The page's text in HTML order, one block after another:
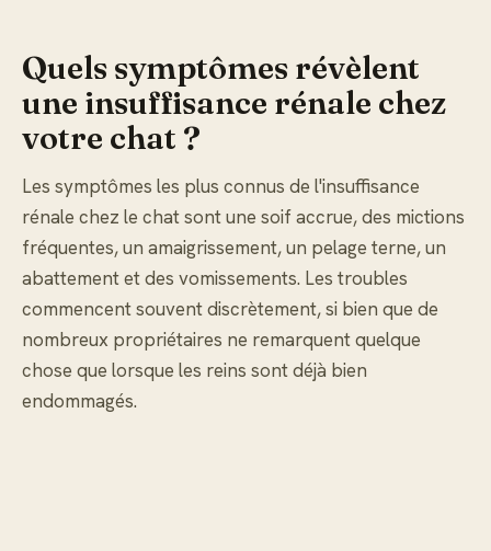
Quels symptômes révèlent
une insuffisance rénale chez
votre chat ?
Les symptômes les plus connus de l'insuffisance
rénale chez le chat sont une soif accrue, des mictions
fréquentes, un amaigrissement, un pelage terne, un
abattement et des vomissements. Les troubles
commencent souvent discrètement, si bien que de
nombreux propriétaires ne remarquent quelque
chose que lorsque les reins sont déjà bien
endommagés.